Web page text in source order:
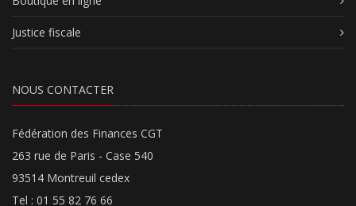
Justice fiscale
NOUS CONTACTER
Fédération des Finances CGT
263 rue de Paris - Case 540
93514 Montreuil cedex
Tel : 01 55 82 76 66